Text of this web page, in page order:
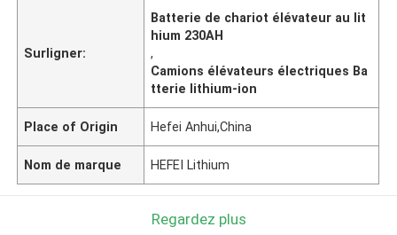
Surligner:
Batterie de chariot élévateur au lit
hium 230AH
,
Camions élévateurs électriques Ba
tterie lithium-ion
Place of Origin Hefei Anhui,China
Nom de marque HEFEI Lithium
Regardez plus